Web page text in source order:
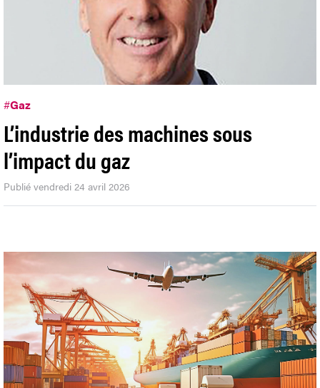
#Gaz
L’industrie des machines sous
l’impact du gaz
Publié vendredi 24 avril 2026